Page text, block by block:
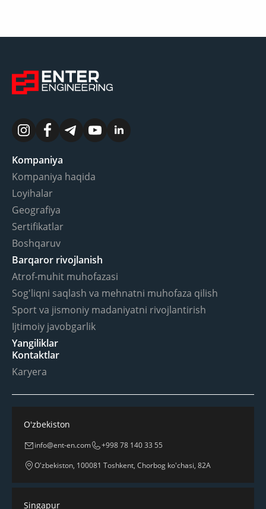
Kompaniya
Kompaniya haqida
Loyihalar
Geografiya
Sertifikatlar
Boshqaruv
Barqaror rivojlanish
Atrof-muhit muhofazasi
Sog'liqni saqlash va mehnatni muhofaza qilish
Sport va jismoniy madaniyatni rivojlantirish
Ijtimoiy javobgarlik
Yangiliklar
Kontaktlar
Karyera
O'zbekiston
info@ent-en.com
+998 78 140 33 55
O'zbekiston, 100081 Toshkent, Chorbog ko'chasi, 82A
Singapur